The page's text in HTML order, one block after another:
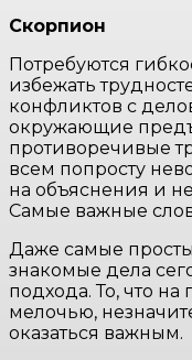
Скорпион
Потребуются
избежать
конфликтов с
окружающие
противоречивые
всем попросту
на объяснения и
Самые важные
Даже самые
знакомые дела
подхода. То, что
мелочью,
оказаться важным.